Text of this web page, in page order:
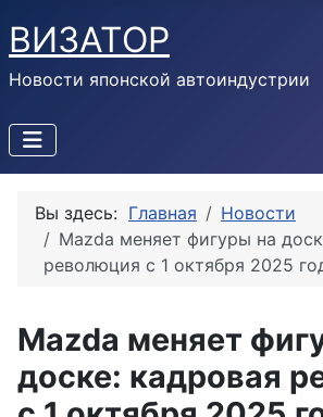
ВИЗАТОР
Новости японской автоиндустрии
Вы здесь: Главная
Новости
Mazda меняет фигуры на
революция с 1 октября 2025
Mazda меняет
доске: кадровая